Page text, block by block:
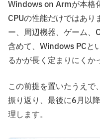
Windows on Armが本格
CPUの性能だけではあ
ー、周辺機器、ゲーム
含めて、Windows PCと
るかが長く定まりにくか
この前提を置いたうえ
振り返り、最後に6月以
理します。